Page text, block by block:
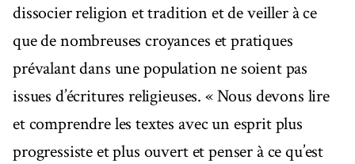
dissocier religion et tradition et de veiller à ce
que de nombreuses croyances et pratiques
prévalant dans une population ne soient pas
issues d’écritures religieuses. « Nous devons lire
et comprendre les textes avec un esprit plus
progressiste et plus ouvert et penser à ce qu’est